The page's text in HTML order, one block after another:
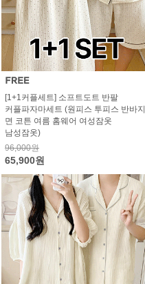
[1+1커플세트] 소프트도트 반팔
커플파자마세트 (원피스 투피스 반바지
면 코튼 여름 홈웨어 여성잠옷
남성잠옷)
96,000원
65,900원